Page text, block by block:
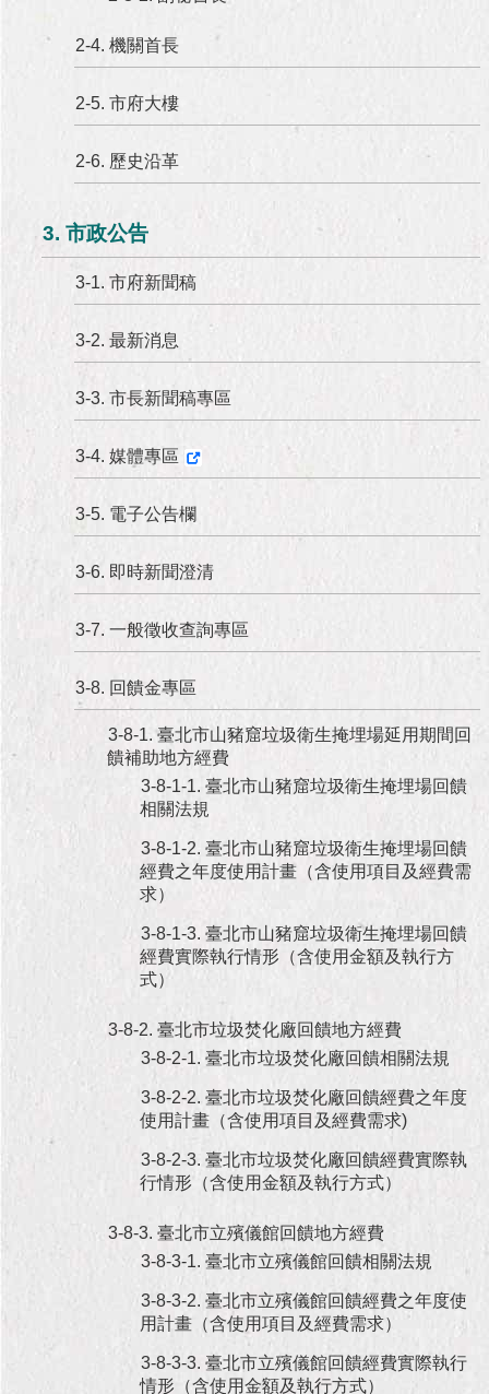
2-4. 機關首長
2-5. 市府大樓
2-6. 歷史沿革
3. 市政公告
3-1. 市府新聞稿
3-2. 最新消息
3-3. 市長新聞稿專區
3-4. 媒體專區
3-5. 電子公告欄
3-6. 即時新聞澄清
3-7. 一般徵收查詢專區
3-8. 回饋金專區
3-8-1. 臺北市山豬窟垃圾衛生掩埋場延用期間回
饋補助地方經費
3-8-1-1. 臺北市山豬窟垃圾衛生掩埋場回饋
相關法規
3-8-1-2. 臺北市山豬窟垃圾衛生掩埋場回饋
經費之年度使用計畫（含使用項目及經費需
求）
3-8-1-3. 臺北市山豬窟垃圾衛生掩埋場回饋
經費實際執行情形（含使用金額及執行方
式）
3-8-2. 臺北市垃圾焚化廠回饋地方經費
3-8-2-1. 臺北市垃圾焚化廠回饋相關法規
3-8-2-2. 臺北市垃圾焚化廠回饋經費之年度
使用計畫（含使用項目及經費需求)
3-8-2-3. 臺北市垃圾焚化廠回饋經費實際執
行情形（含使用金額及執行方式）
3-8-3. 臺北市立殯儀館回饋地方經費
3-8-3-1. 臺北市立殯儀館回饋相關法規
3-8-3-2. 臺北市立殯儀館回饋經費之年度使
用計畫（含使用項目及經費需求）
3-8-3-3. 臺北市立殯儀館回饋經費實際執行
情形（含使用金額及執行方式）